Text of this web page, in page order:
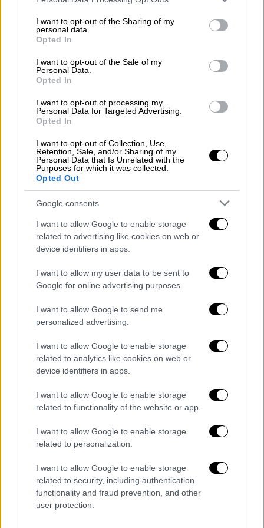
not limited to your visit or usage behaviour. You may click to
grant or deny consent to Google and its third-party tags to
use your data for below specified purposes in below Google
consent section.
I want to opt-out of the Sharing of my
personal data.
Opted In
I want to opt-out of the Sale of my
Personal Data.
Opted In
I want to opt-out of processing my
Personal Data for Targeted Advertising.
Opted In
I want to opt-out of Collection, Use,
Retention, Sale, and/or Sharing of my
Personal Data that Is Unrelated with the
Purposes for which it was collected.
Opted Out
Google consents
I want to allow Google to enable storage
related to advertising like cookies on web or
device identifiers in apps.
I want to allow my user data to be sent to
Google for online advertising purposes.
I want to allow Google to send me
personalized advertising.
I want to allow Google to enable storage
related to analytics like cookies on web or
device identifiers in apps.
I want to allow Google to enable storage
related to functionality of the website or app.
I want to allow Google to enable storage
related to personalization.
I want to allow Google to enable storage
related to security, including authentication
functionality and fraud prevention, and other
user protection.
μητέρα του Ναΐμ.
για τη Γάζα. Ελάτε να δείτε τα παιδιά της
Γάζας. Αυτοί που δεν πιστεύουν, ελάτε να
δείτε πώς πεθαίνουν τα παιδιά της Γάζας.
Εμείς δεν ζούμε, αργοπεθαίνουμε»
, δήλωσε η
5 νεκροί από υποσιτισμό το τελευταίο
24ωρο
Στη Γάζα βλέπουν τα παιδιά τους να λιμοκτονούν και δεν
μπορούν να τα σώσουν
Ακόμα πέντε άνθρωποι έχασαν τη ζωή τους
υποσιτισμόκαι λιμόστη Λωρίδα της
Γάζας τις προηγούμενες 24 ώρες, όπως
ανακοίνωσε σήμερα το υπουργείο Υγείας
του θύλακα, αυξάνοντας τον αριθμό των
193 Παλαιστινίους, μεταξύ τους 96 παιδιά,
από την έναρξη του πολέμου.
Λωρίδα της Γάζας